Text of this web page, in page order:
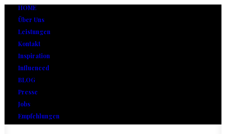
HOME
Über Uns
Leistungen
Kontakt
Inspiration
Influenced
BLOG
Presse
Jobs
Empfehlungen